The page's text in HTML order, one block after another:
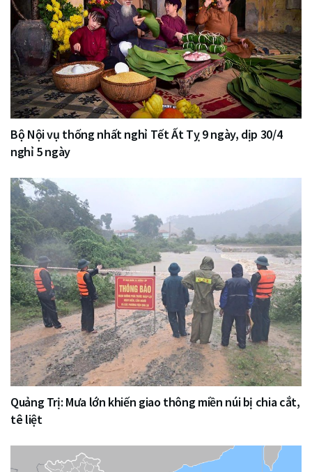
Bộ Nội vụ thống nhất nghỉ Tết Ất Tỵ 9 ngày, dịp 30/4
nghỉ 5 ngày
Quảng Trị: Mưa lớn khiến giao thông miền núi bị chia cắt,
tê liệt